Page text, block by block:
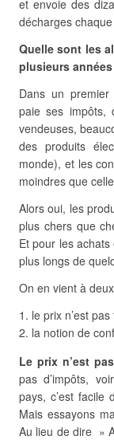
et envoie des
décharges
Quelle sont les
plusieurs
Dans un premier
paie ses impôts,
vendeuses,
des produits
monde), et les
moindres que
Alors oui, les
plus chers que
Et pour les
plus longs de
On en vient à
le prix n’est pas
la notion de
Le prix n’est
pas d’impôts,
pays, c’est facile
Mais essayons
Au lieu de dire »